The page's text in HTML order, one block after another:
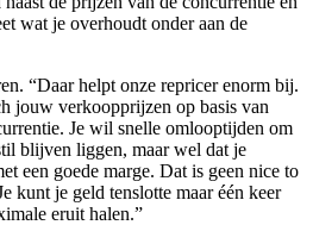
wat je overhoudt onder aan de
“Daar helpt onze repricer enorm bij.
jouw verkoopprijzen op basis van
Je wil snelle omlooptijden om
blijven liggen, maar wel dat je
een goede marge. Dat is geen nice to
kunt je geld tenslotte maar één keer
eruit halen.”